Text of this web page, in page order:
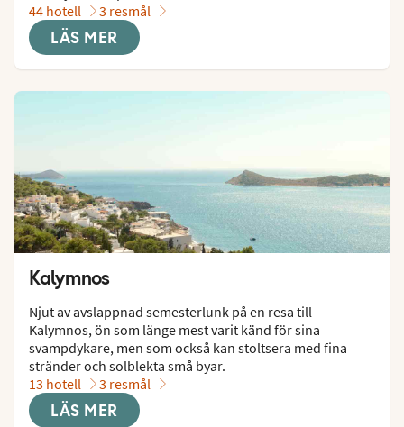
44 hotell
3 resmål
LÄS MER
Kalymnos
Njut av avslappnad semesterlunk på en resa till
Kalymnos, ön som länge mest varit känd för sina
svampdykare, men som också kan stoltsera med fina
stränder och solblekta små byar.
13 hotell
3 resmål
LÄS MER